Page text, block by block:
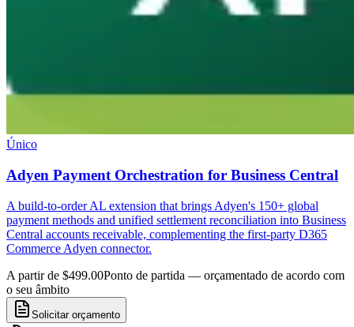
Único
Adyen Payment Orchestration for Business Central
A build-to-order AL extension that brings Adyen's 150+ global
payment methods and unified settlement reconciliation into Business
Central accounts receivable, complementing the first-party D365
Commerce Adyen connector.
A partir de $499.00Ponto de partida — orçamentado de acordo com
o seu âmbito
Solicitar orçamento